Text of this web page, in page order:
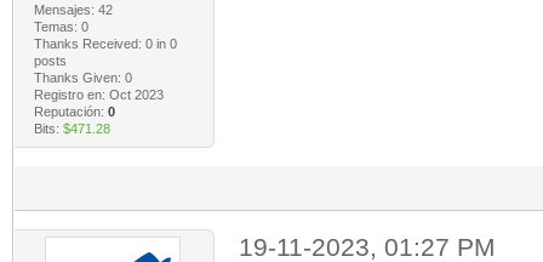
Mensajes: 42
Temas: 0
Thanks Received: 0in 0
posts
Thanks Given: 0
Registro en: Oct 2023
Reputación: 0
Bits: $471.28
19-11-2023, 01:27 PM